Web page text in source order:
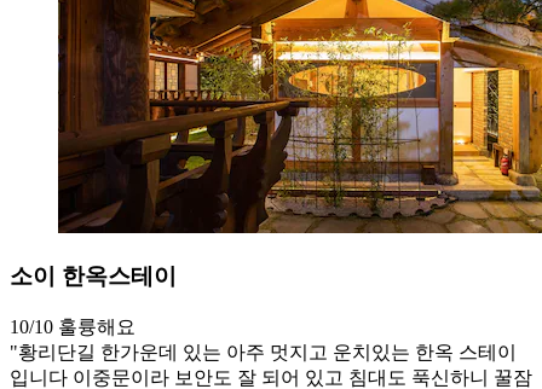
소이 한옥스테이
10/10 훌륭해요
"황리단길 한가운데 있는 아주 멋지고 운치있는 한옥 스테이
입니다 이중문이라 보안도 잘 되어 있고 침대도 푹신하니 꿀잠